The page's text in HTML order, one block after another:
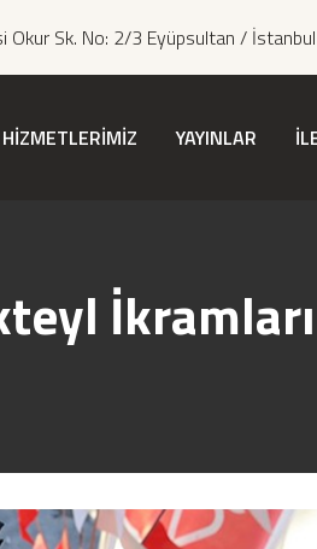
Okur Sk. No: 2/3 Eyüpsultan / İstanbul
HİZMETLERİMİZ YAYINLAR
İkramları